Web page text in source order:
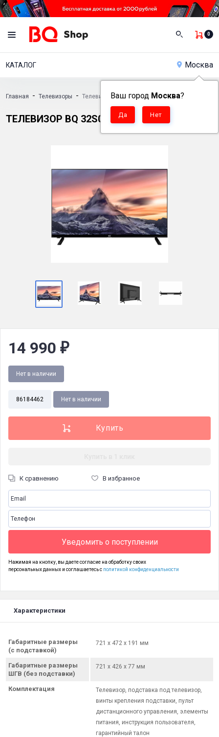
0
КАТАЛОГ Москва
Ваш город Москва?
Главная - Телевизоры - Телевизор BQ 32S04B
ТЕЛЕВИЗОР BQ 32S04B
14 990 ₽
Нет в наличии
86184462 Нет в наличии
К сравнению В избранное
Уведомить о поступлении
Нажимая на кнопку, вы даете согласие на обработку своих
персональных данных и соглашаетесь с политикой конфиденциальности
Характеристики
Габаритные размеры
(с подставкой)
721 x 472 x 191 мм
Габаритные размеры
ШГВ (без подставки)
721 x 426 x 77 мм
Комплектация
Телевизор, подставка под телевизор,
винты крепления подставки, пульт
дистанционного управления, элементы
питания, инструкция пользователя,
гарантийный талон